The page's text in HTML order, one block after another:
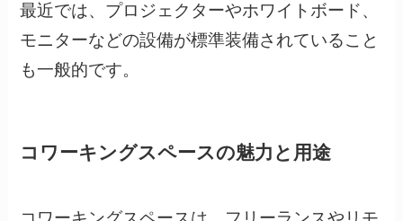
最近では、プロジェクターやホワイトボード、
モニターなどの設備が標準装備されていること
も一般的です。
コワーキングスペースの魅力と用途